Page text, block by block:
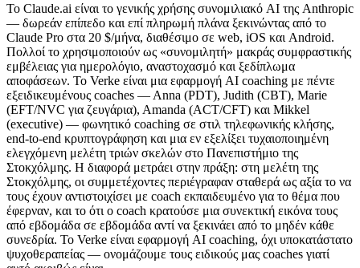
Το Claude.ai είναι το γενικής χρήσης συνομιλιακό AI της Anthropic
— δωρεάν επίπεδο και επί πληρωμή πλάνα ξεκινώντας από το
Claude Pro στα 20 $/μήνα, διαθέσιμο σε web, iOS και Android.
Πολλοί το χρησιμοποιούν ως «συνομιλητή» μακράς συμφραστικής
εμβέλειας για ημερολόγιο, αναστοχασμό και ξεδίπλωμα
αποφάσεων. Το Verke είναι μια εφαρμογή AI coaching με πέντε
εξειδικευμένους coaches — Anna (PDT), Judith (CBT), Marie
(EFT/NVC για ζευγάρια), Amanda (ACT/CFT) και Mikkel
(executive) — φωνητικό coaching σε στιλ τηλεφωνικής κλήσης,
end-to-end κρυπτογράφηση και μια εν εξελίξει τυχαιοποιημένη
ελεγχόμενη μελέτη τριών σκελών στο Πανεπιστήμιο της
Στοκχόλμης. Η διαφορά μετράει στην πράξη: στη μελέτη της
Στοκχόλμης, οι συμμετέχοντες περιέγραφαν σταθερά ως αξία το να
τους έχουν αντιστοιχίσει με coach εκπαιδευμένο για το θέμα που
έφερναν, και το ότι ο coach κρατούσε μια συνεκτική εικόνα τους
από εβδομάδα σε εβδομάδα αντί να ξεκινάει από το μηδέν κάθε
συνεδρία. Το Verke είναι εφαρμογή AI coaching, όχι υποκατάστατο
ψυχοθεραπείας — ονομάζουμε τους ειδικούς μας coaches γιατί